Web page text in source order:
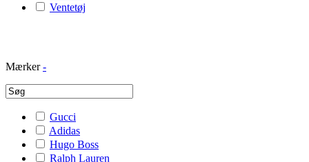
Ventetøj
Mærker -
Gucci
Adidas
Hugo Boss
Ralph Lauren